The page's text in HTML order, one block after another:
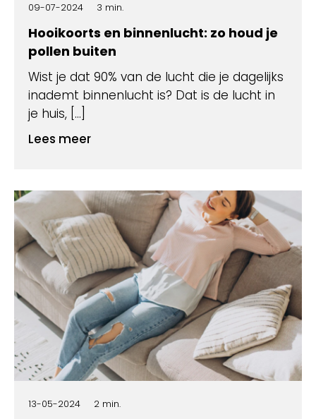
09-07-2024 3 min.
Hooikoorts en binnenlucht: zo houd je
pollen buiten
Wist je dat 90% van de lucht die je dagelijks
inademt binnenlucht is? Dat is de lucht in
je huis, […]
Lees meer
13-05-2024 2 min.